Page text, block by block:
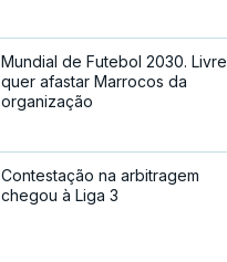
Mundial de Futebol 2030. Livre
quer afastar Marrocos da
organização
Contestação na arbitragem
chegou à Liga 3